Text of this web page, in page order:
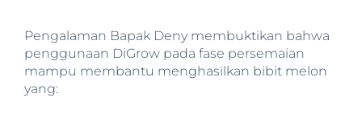
Pengalaman Bapak Deny membuktikan bahwa
penggunaan DiGrow pada fase persemaian
mampu membantu menghasilkan bibit melon
yang: